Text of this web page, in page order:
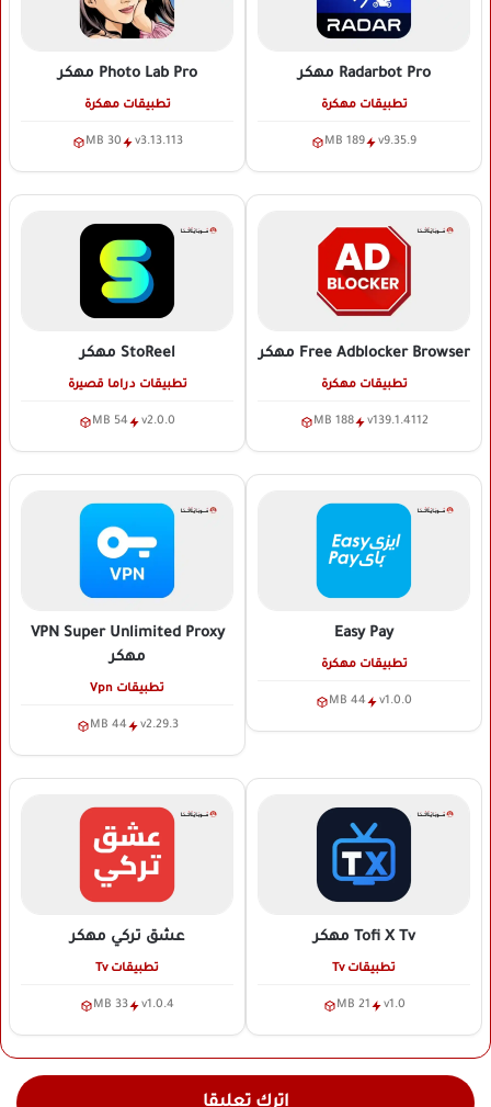
Radarbot Pro مهكر
تطبيقات مهكرة
v9.35.9
189 MB
Photo Lab Pro مهكر
تطبيقات مهكرة
v3.13.113
30 MB
Free Adblocker Browser مهكر
تطبيقات مهكرة
v139.1.4112
188 MB
StoReel مهكر
تطبيقات دراما قصيرة
v2.0.0
54 MB
Easy Pay
تطبيقات مهكرة
v1.0.0
44 MB
VPN Super Unlimited Proxy
مهكر
تطبيقات Vpn
v2.29.3
44 MB
Tofi X Tv مهكر
تطبيقات Tv
v1.0
21 MB
عشق تركي مهكر
تطبيقات Tv
v1.0.4
33 MB